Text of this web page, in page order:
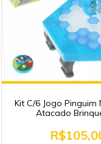
Kit C/6 Jogo Pinguim
Atacado